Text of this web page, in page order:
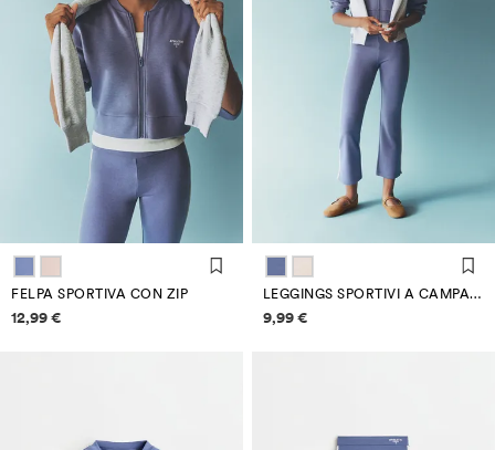
FELPA SPORTIVA CON ZIP
Informazioni sui prezzi
12,99 €
LEGGINGS SPORTIVI A CAMPANA
Informazioni sui prezzi
9,99 €